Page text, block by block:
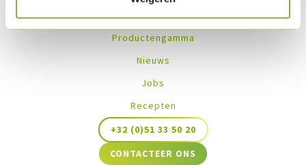
Productengamma
Nieuws
Jobs
Recepten
+32 (0)51 33 50 20
CONTACTEER ONS